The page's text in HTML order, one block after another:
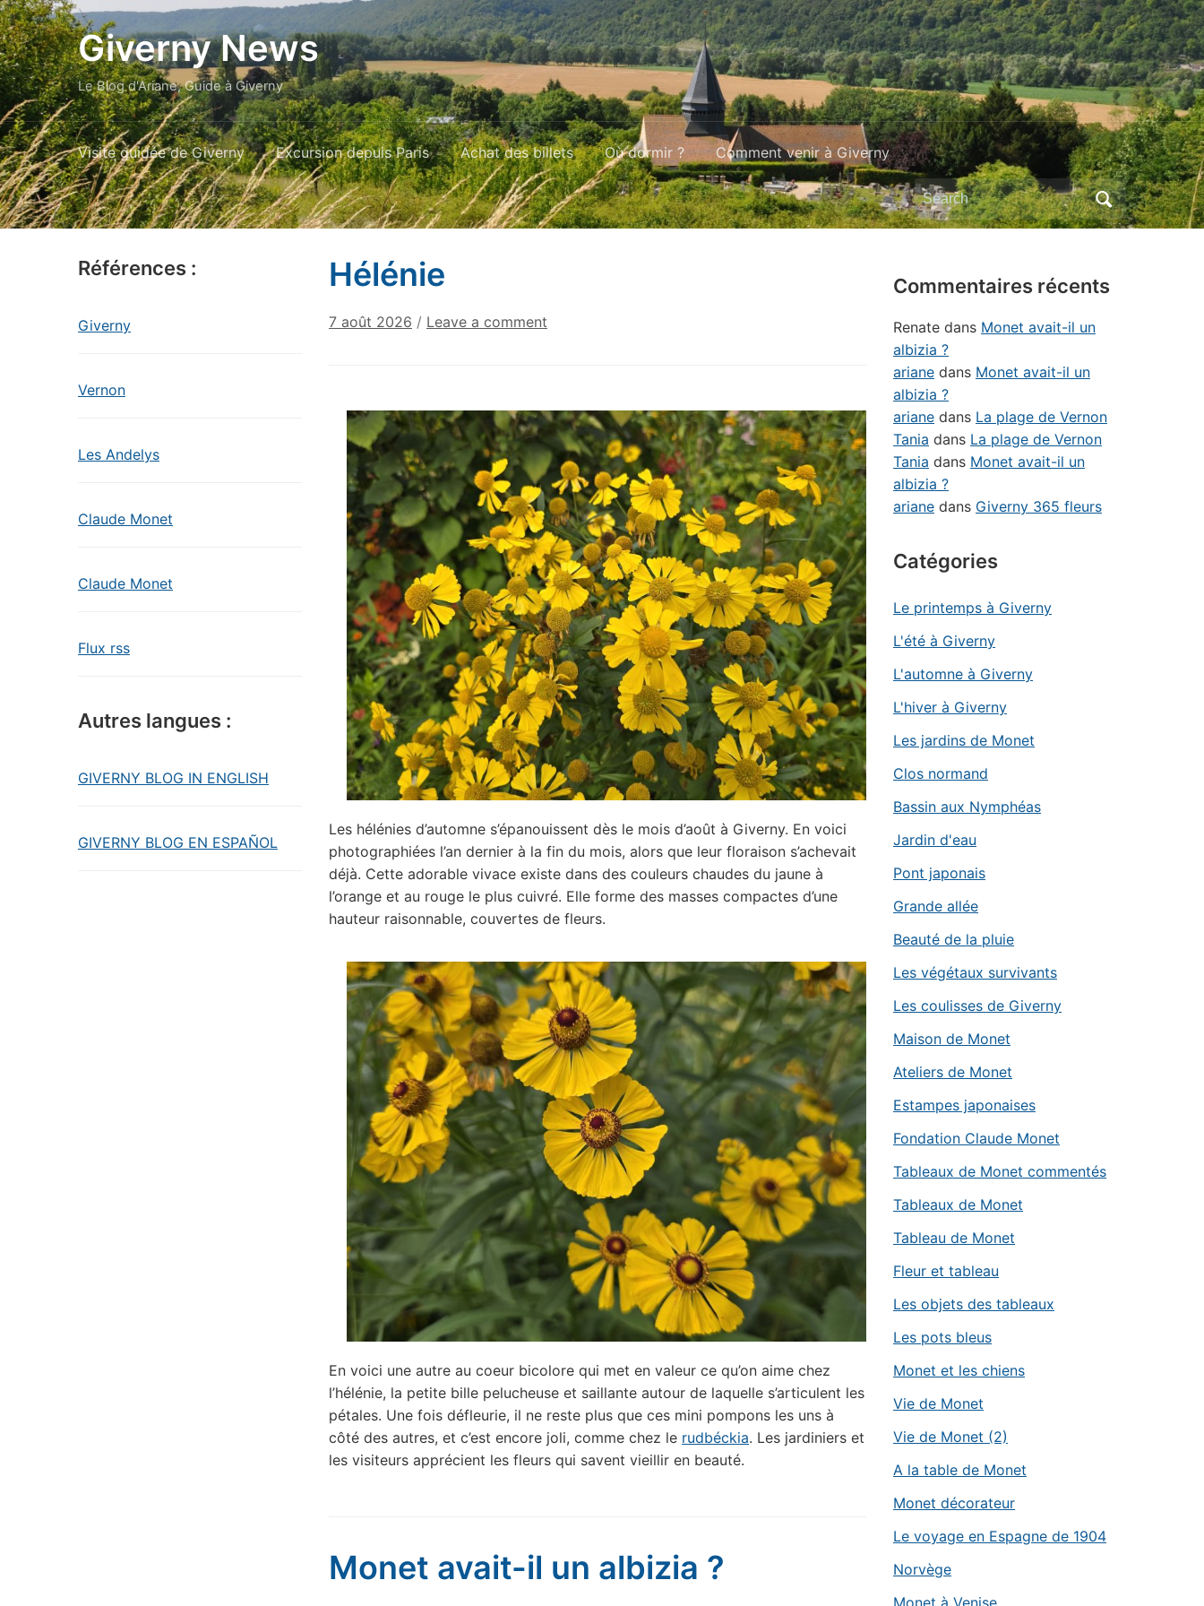
Giverny News
Le Blog d'Ariane, Guide à Giverny
Visite guidée de Giverny Excursion depuis Paris Achat des billets Où dormir ? Comment venir à Giverny
Search
for:
Références :
Giverny
Vernon
Les Andelys
Claude Monet
Claude Monet
Flux rss
Autres langues :
GIVERNY BLOG IN ENGLISH
GIVERNY BLOG EN ESPAÑOL
Hélénie
7 août 2026 / Leave a comment
Les hélénies d’automne s’épanouissent dès le mois d’août à Giverny. En voici
photographiées l’an dernier à la fin du mois, alors que leur floraison s’achevait
déjà. Cette adorable vivace existe dans des couleurs chaudes du jaune à
l’orange et au rouge le plus cuivré. Elle forme des masses compactes d’une
hauteur raisonnable, couvertes de fleurs.
En voici une autre au coeur bicolore qui met en valeur ce qu’on aime chez
l’hélénie, la petite bille pelucheuse et saillante autour de laquelle s’articulent les
pétales. Une fois défleurie, il ne reste plus que ces mini pompons les uns à
côté des autres, et c’est encore joli, comme chez le rudbéckia. Les jardiniers et
les visiteurs apprécient les fleurs qui savent vieillir en beauté.
Monet avait-il un albizia ?
Commentaires récents
Renate dans Monet avait-il un
albizia ?
ariane dans Monet avait-il un
albizia ?
ariane dans La plage de Vernon
Tania dans La plage de Vernon
Tania dans Monet avait-il un
albizia ?
ariane dans Giverny 365 fleurs
Catégories
Le printemps à Giverny
L'été à Giverny
L'automne à Giverny
L'hiver à Giverny
Les jardins de Monet
Clos normand
Bassin aux Nymphéas
Jardin d'eau
Pont japonais
Grande allée
Beauté de la pluie
Les végétaux survivants
Les coulisses de Giverny
Maison de Monet
Ateliers de Monet
Estampes japonaises
Fondation Claude Monet
Tableaux de Monet commentés
Tableaux de Monet
Tableau de Monet
Fleur et tableau
Les objets des tableaux
Les pots bleus
Monet et les chiens
Vie de Monet
Vie de Monet (2)
A la table de Monet
Monet décorateur
Le voyage en Espagne de 1904
Norvège
Monet à Venise